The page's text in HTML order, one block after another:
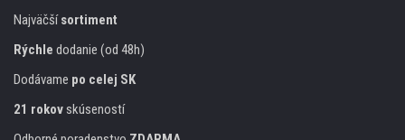
Najväčšísortiment
Rýchle dodanie (od 48h)
Dodávame po celej SK
21 rokovskúseností